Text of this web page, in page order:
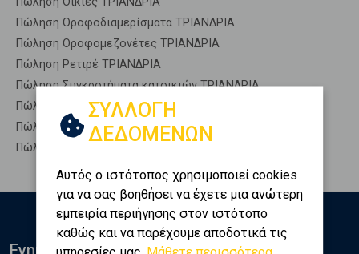
Πώληση Οροφοδιαμερίσματα ΤΡΙΑΝΔΡΙΑ
Πώληση Οροφομεζονέτες ΤΡΙΑΝΔΡΙΑ
Πώληση Ρετιρέ ΤΡΙΑΝΔΡΙΑ
Πώληση Συγκροτήματα κατοικιών ΤΡΙΑΝΔΡΙΑ
Πώληση Υπόγεια ΤΡΙΑΝΔΡΙΑ
Πώληση Υπόσκαφα ΤΡΙΑΝΔΡΙΑ
Πώληση Υπολ. υψουν ΤΡΙΑΝΔΡΙΑ
ΣΥΛΛΟΓΗ
ΔΕΔΟΜΕΝΩΝ
Αυτός ο ιστότοπος χρησιμοποιεί cookies
για να σας βοηθήσει να έχετε μια ανώτερη
εμπειρία περιήγησης στον ιστότοπο
καθώς και να παρέχουμε αποδοτικά τις
Ενημερωθείτε